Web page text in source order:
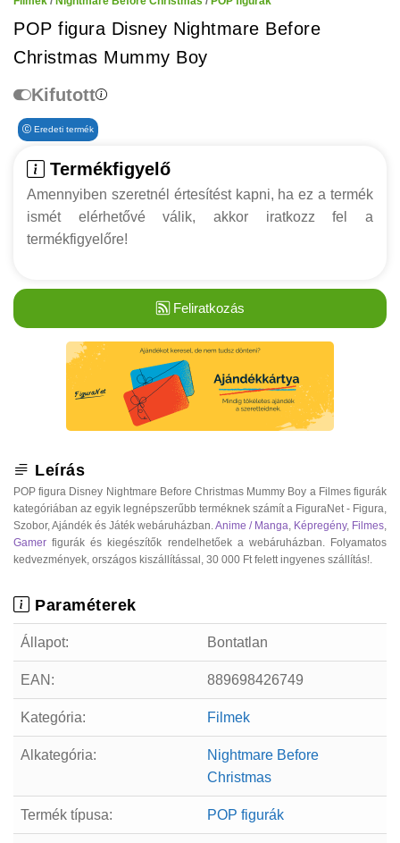
POP figura Disney Nightmare Before
Christmas Mummy Boy
Kifutott
Eredeti termék
Termékfigyelő
Amennyiben szeretnél értesítést kapni, ha ez a termék
ismét elérhetővé válik, akkor iratkozz fel a
termékfigyelőre!
Feliratkozás
Leírás
POP figura Disney Nightmare Before Christmas Mummy Boy a Filmes figurák
kategóriában az egyik legnépszerűbb terméknek számít a FiguraNet - Figura,
Szobor, Ajándék és Játék webáruházban. Anime / Manga Képregény, Filmes
Gamer figurák és kiegészítők rendelhetőek a webáruházban. Folyamatos
kedvezmények, országos kiszállítással, 30 000 Ft felett ingyenes szállítás!.
Paraméterek
Állapot: Bontatlan
EAN: 889698426749
Kategória: Filmek
Alkategória:
Nightmare Before
Christmas
Termék típusa: POP figurák